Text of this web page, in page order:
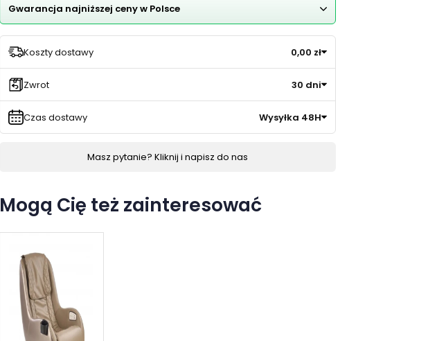
Gwarancja najniższej ceny w Polsce
Koszty dostawy 0,00 zł
Zwrot 30 dni
Czas dostawy Wysyłka 48H
Masz pytanie? Kliknij i napisz do nas
Mogą Cię też zainteresować